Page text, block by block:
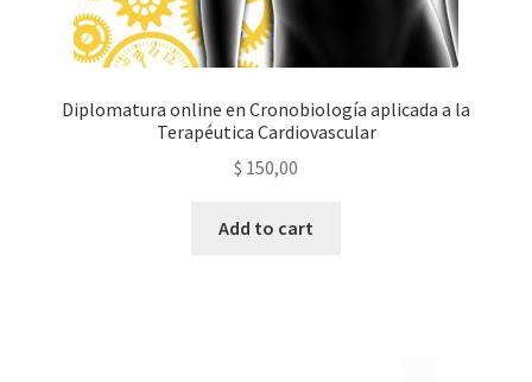
Diplomatura online en Cronobiología aplicada a la
Terapéutica Cardiovascular
$ 150,00
Add to cart